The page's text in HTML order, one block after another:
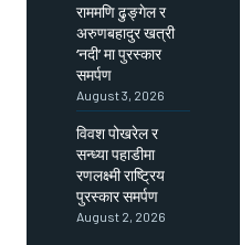
राममणि ढुङ्गेल र
अरुणबहादुर खत्री
‘नदी’ मा पुरस्कार
समर्पण
August 3, 2026
विवश पोखरेल र
सन्ध्या पहाडीमा
रणलक्ष्मी राष्ट्रिय
पुरस्कार समर्पण
August 2, 2026